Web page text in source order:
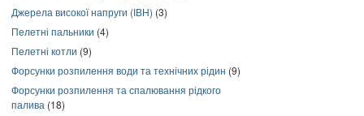
Джерела високої напруги (ІВН) (3)
Пелетні пальники (4)
Пелетні котли (9)
Форсунки розпилення води та технічних рідин (9)
Форсунки розпилення та спалювання рідкого
палива (18)